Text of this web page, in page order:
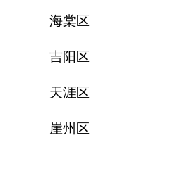
海棠区
吉阳区
天涯区
崖州区